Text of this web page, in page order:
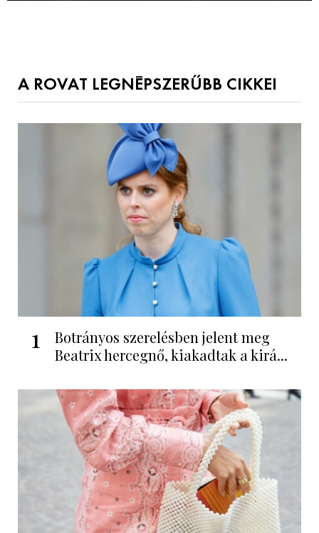
A ROVAT LEGNÉPSZERŰBB CIKKEI
1
Botrányos szerelésben jelent meg
Beatrix hercegnő, kiakadtak a kirá...